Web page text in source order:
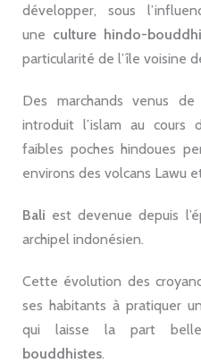
développer, sous
une culture hindo-
particularité de l’île voisine
Des marchands venus
introduit l’islam au cours
faibles poches hindoues
environs des volcans Lawu
Bali est devenue depuis
archipel indonésien.
Cette évolution des
ses habitants à pratiquer
qui laisse la part
bouddhistes.